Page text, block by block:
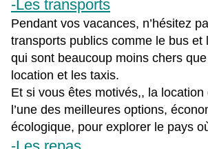
-Les transports
Pendant vos vacances, n’hésitez
transports publics comme le bus et
qui sont beaucoup moins chers
location et les taxis.
Et si vous êtes motivés,, la location
l’une des meilleures options,
écologique, pour explorer le pays